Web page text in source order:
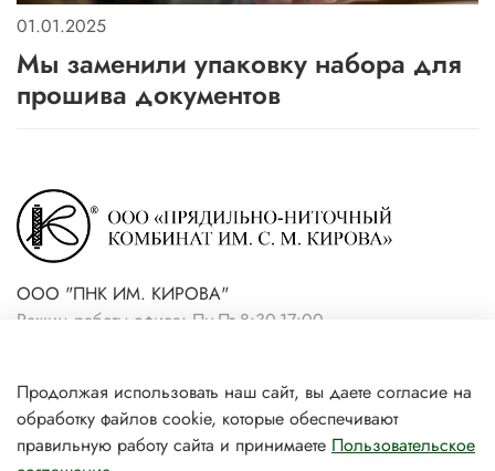
01.01.2025
Мы заменили упаковку набора для
прошива документов
ООО "ПНК ИМ. КИРОВА"
Режим работы офиса: Пн-Пт 8:30-17:00
магазин)
+7(931) 239-81-06 (розничный
Продолжая использовать наш сайт, вы даете согласие на
обработку файлов cookie, которые обеспечивают
правильную работу сайта и принимаете Пользовательское